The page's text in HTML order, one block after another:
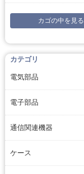
カゴの中を見る
カテゴリ
電気部品
電子部品
通信関連機器
ケース